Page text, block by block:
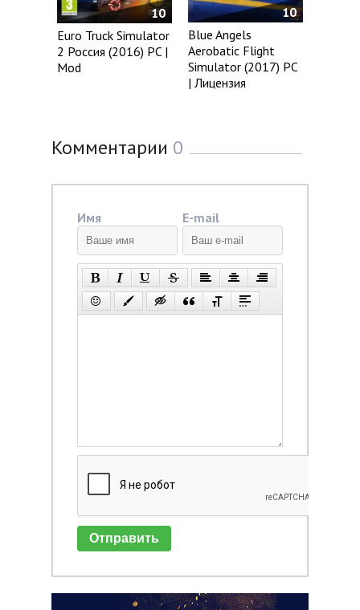
10
Euro Truck Simulator
2 Россия (2016) PC |
Mod
10
Blue Angels
Aerobatic Flight
Simulator (2017) PC
| Лицензия
Комментарии 0
Имя E-mail
Отправить